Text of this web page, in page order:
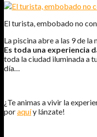
El turista, embobado no
La piscina abre a las 9 de la
Es toda una experiencia
toda la ciudad iluminada a
día…
¿Te animas a vivir la
poraquíy lánzate!